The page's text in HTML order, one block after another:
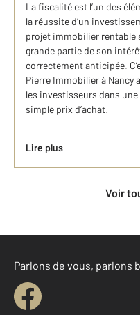
La fiscalité est l’un des
la réussite d’un
projet immobilier rentable
grande partie de son
correctement anticipée.
Pierre Immobilier à Nancy
les investisseurs dans
simple prix d’achat.
Lire plus
Voir
Parlons de vous, parlons